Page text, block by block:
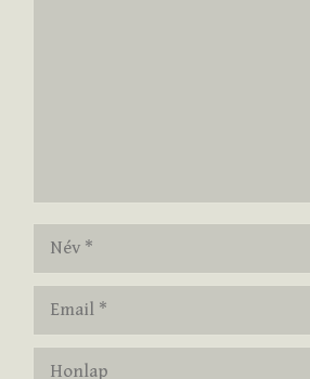
Honlap